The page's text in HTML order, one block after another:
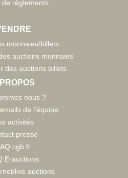
de règlements
monnaies/billets
auctions monnaies
des auctions billets
nous ?
de l'équipe
activités
presse
cgb.fr
E-auctions
live auctions